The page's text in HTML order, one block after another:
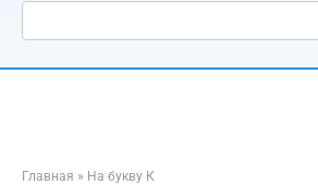
Поиск:
Главная » На букву К